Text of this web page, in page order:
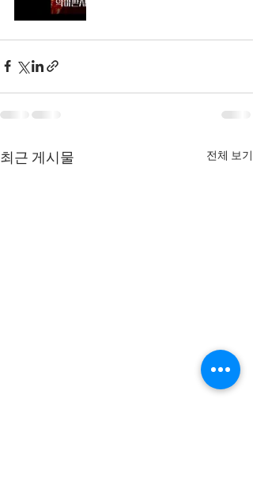
최근 게시물 전체 보기